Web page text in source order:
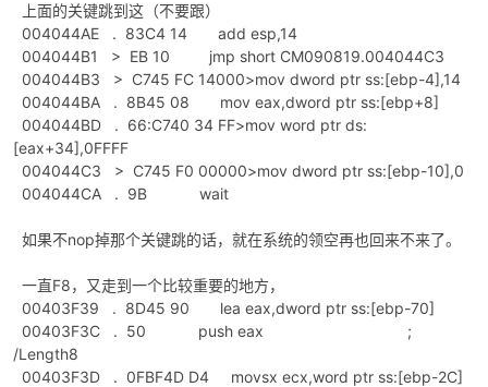
上面的关键跳到这（不要跟）
004044AE . 83C4 14 add esp,14
004044B1 > EB 10 jmp short CM090819.004044C3
004044B3 > C745 FC 14000>mov dword ptr ss:[ebp-4],14
004044BA . 8B45 08 mov eax,dword ptr ss:[ebp+8]
004044BD . 66:C740 34 FF>mov word ptr ds:
[eax+34],0FFFF
004044C3 > C745 F0 00000>mov dword ptr ss:[ebp-10],0
004044CA . 9B wait
如果不nop掉那个关键跳的话，就在系统的领空再也回来不来了。
一直F8，又走到一个比较重要的地方，
00403F39 . 8D45 90 lea eax,dword ptr ss:[ebp-70]
00403F3C . 50 push eax ;
/Length8
00403F3D . 0FBF4D D4 movsx ecx,word ptr ss:[ebp-2C]